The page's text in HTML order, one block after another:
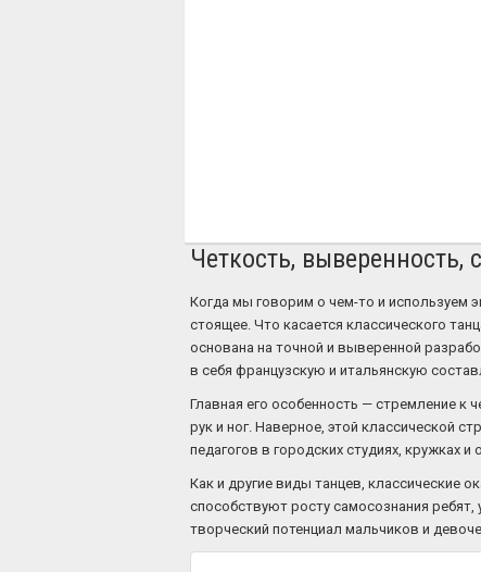
Четкость, выверенность,
Когда мы говорим о чем-то и используем
стоящее. Что касается классического
основана на точной и выверенной
в себя французскую и итальянскую
Главная его особенность — стремление к
рук и ног. Наверное, этой классической
педагогов в городских студиях, кружках и
Как и другие виды танцев, классические
способствуют росту самосознания
творческий потенциал мальчиков и